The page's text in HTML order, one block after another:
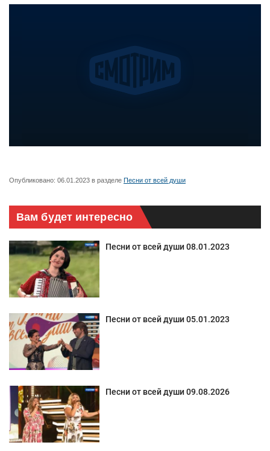
Опубликовано: 06.01.2023 в разделе Песни от всей души
Вам будет интересно
Песни от всей души 08.01.2023
Песни от всей души 05.01.2023
Песни от всей души 09.08.2026